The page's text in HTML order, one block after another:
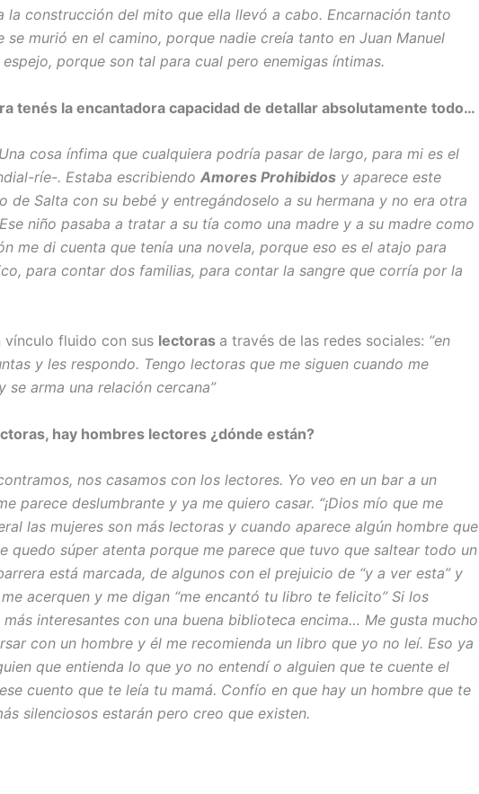
la construcción del mito que ella llevó a cabo. Encarnación tanto
se murió en el camino, porque nadie creía tanto en Juan Manuel
porque son tal para cual pero enemigas íntimas.
tenés la encantadora capacidad de detallar absolutamente todo…
cosa ínfima que cualquiera podría pasar de largo, para mi es el
ríe-. Estaba escribiendo Amores Prohibidos y aparece este
de Salta con su bebé y entregándoselo a su hermana y no era otra
niño pasaba a tratar a su tía como una madre y a su madre como
me di cuenta que tenía una novela, porque eso es el atajo para
para contar dos familias, para contar la sangre que corría por la
vínculo fluido con sus lectoras a través de las redes sociales: “en
y les respondo. Tengo lectoras que me siguen cuando me
se arma una relación cercana”
hay hombres lectores ¿dónde están?
nos casamos con los lectores. Yo veo en un bar a un
parece deslumbrante y ya me quiero casar. “¡Dios mío que me
las mujeres son más lectoras y cuando aparece algún hombre que
quedo súper atenta porque me parece que tuvo que saltear todo un
está marcada, de algunos con el prejuicio de “y a ver esta” y
acerquen y me digan “me encantó tu libro te felicito” Si los
interesantes con una buena biblioteca encima… Me gusta mucho
con un hombre y él me recomienda un libro que yo no leí. Eso ya
que entienda lo que yo no entendí o alguien que te cuente el
cuento que te leía tu mamá. Confío en que hay un hombre que te
silenciosos estarán pero creo que existen.